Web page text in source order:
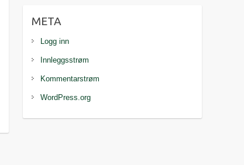
META
Logg inn
Innleggsstrøm
Kommentarstrøm
WordPress.org